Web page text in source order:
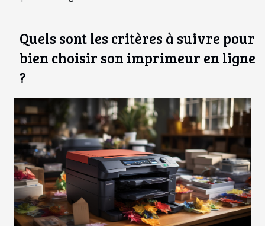
Quels sont les critères à suivre pour
bien choisir son imprimeur en ligne
?